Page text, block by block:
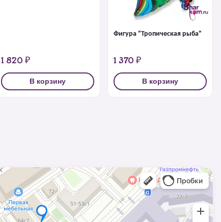
1 820 ₽
В корзину
Фигура "Тропическая рыба"
1 370 ₽
В корзину